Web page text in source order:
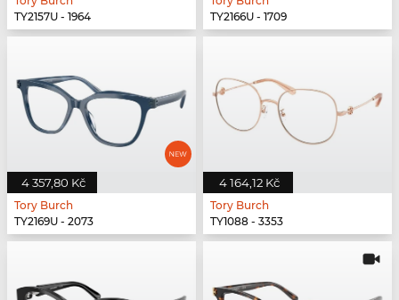
TY2157U - 1964
TY2166U - 1709
4 357,80 Kč
Tory Burch
TY2169U - 2073
4 164,12 Kč
Tory Burch
TY1088 - 3353